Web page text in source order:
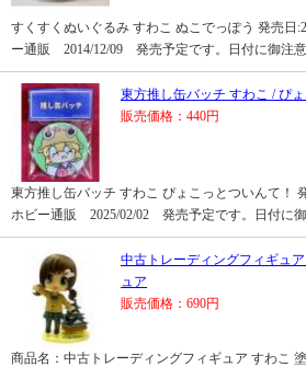
すくすくぬいぐるみ すわこ ぬこでっぽう 発売日
ー通販 2014/12/09 発売予定です。日付に御注意
東方推し缶バッチ すわこ / ぴ
販売価格：440円
東方推し缶バッチ すわこ ぴょこっとついんて！
ホビー通販 2025/02/02 発売予定です。日付に御
中古トレーディングフィギュ
ュア
販売価格：690円
商品名：中古トレーディングフィギュア すわこ